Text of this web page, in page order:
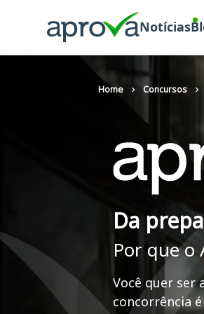
Notícias
Home Concursos
Da
Por que o
Você quer ser
concorrência